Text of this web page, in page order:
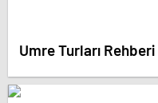
Umre Turları